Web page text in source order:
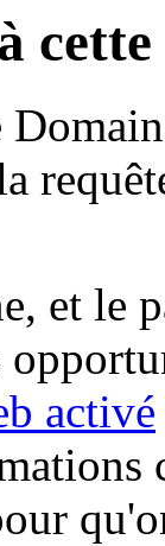
et le
activé